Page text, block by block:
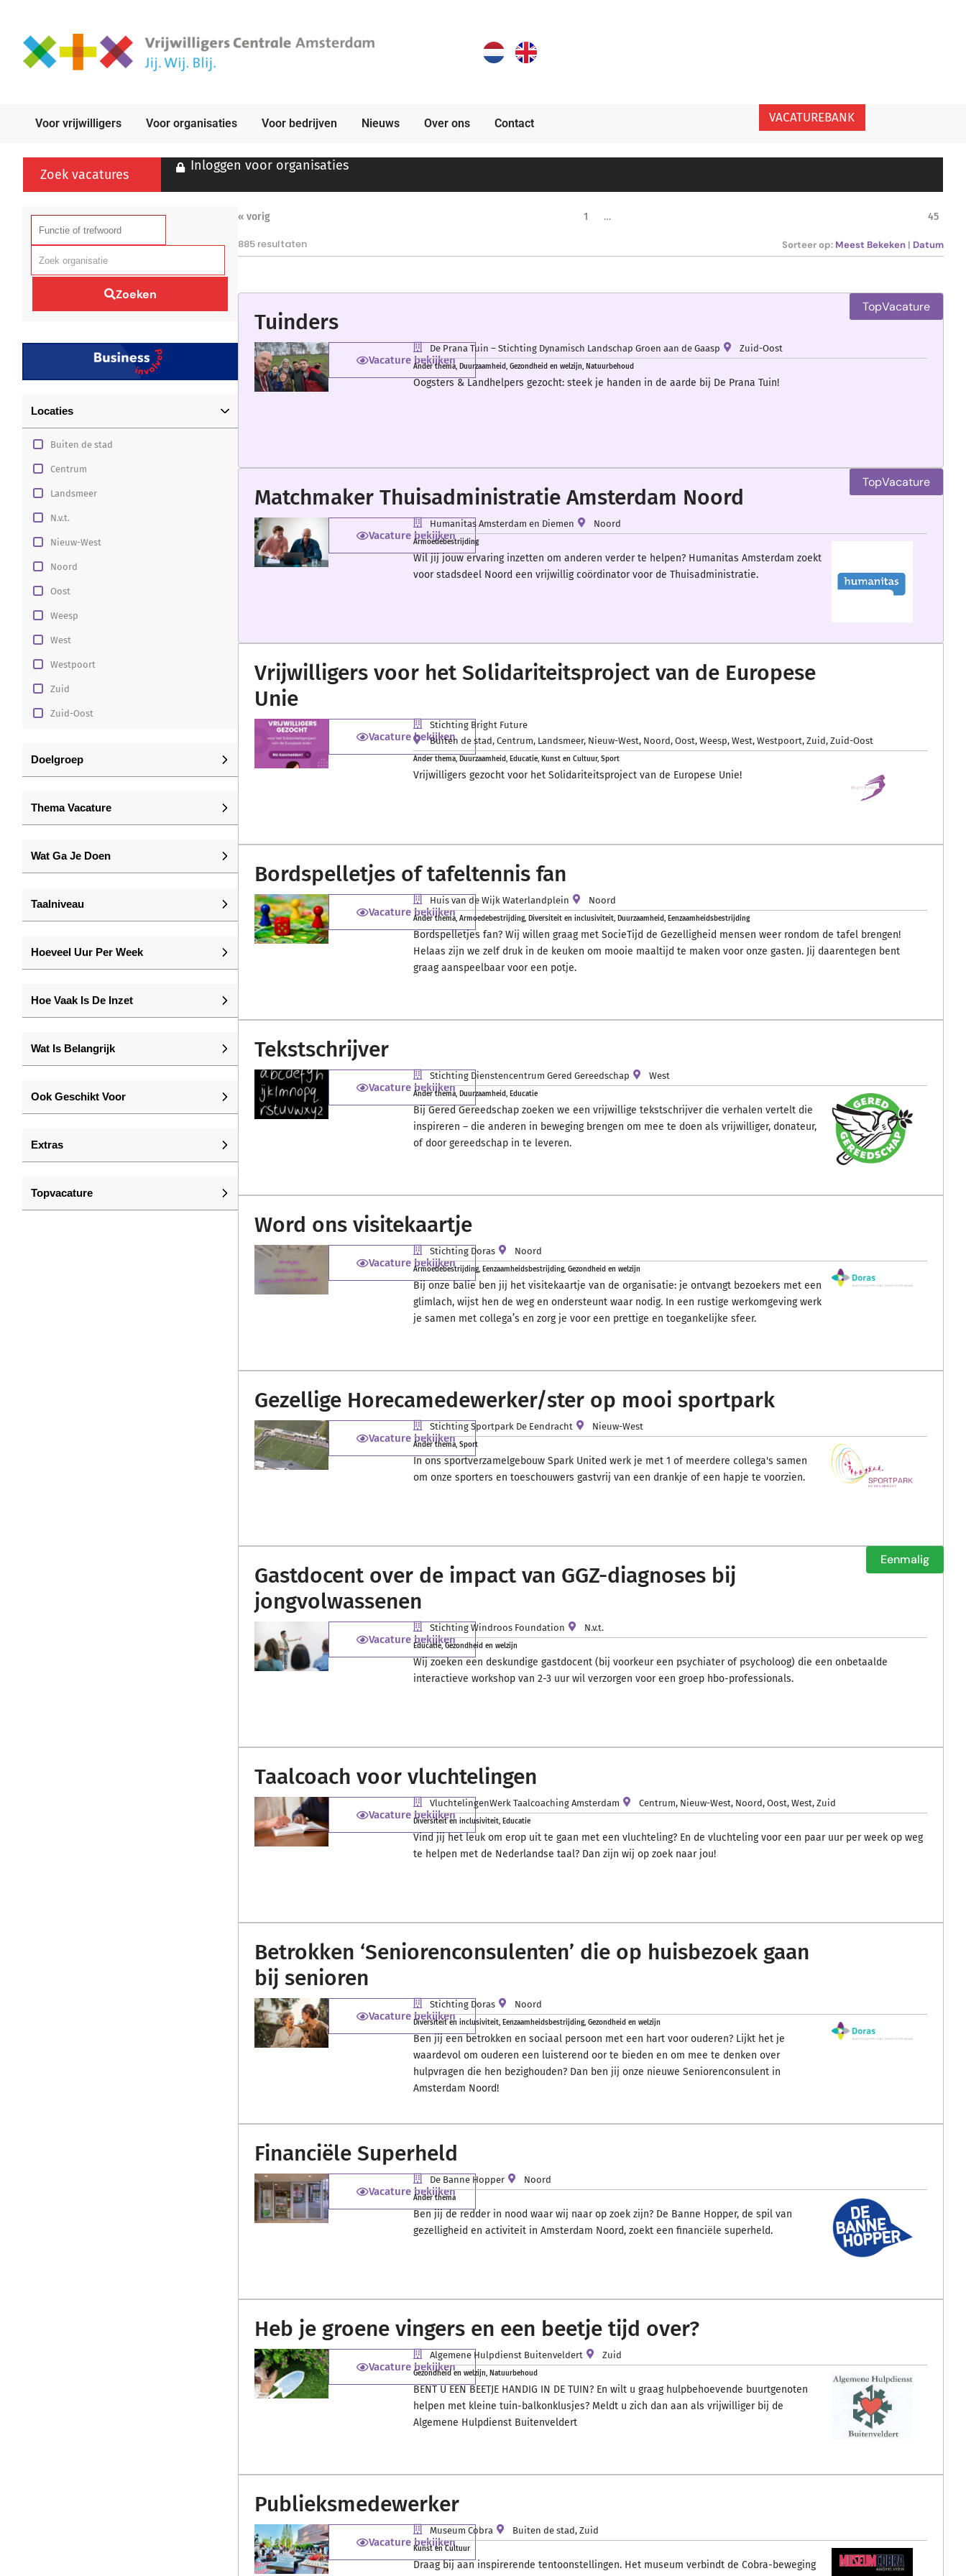
Voor vrijwilligers Voor organisaties Voor bedrijven Nieuws Over ons Contact VACATUREBANK
Zoek vacatures
Inloggen voor organisaties
Zoek organisatie
Zoeken
Locaties
Buiten de stad
Centrum
Landsmeer
N.v.t.
Nieuw-West
Noord
Oost
Weesp
West
Westpoort
Zuid
Zuid-Oost
Doelgroep
Thema Vacature
Wat Ga Je Doen
Taalniveau
Hoeveel Uur Per Week
Hoe Vaak Is De Inzet
Wat Is Belangrijk
Ook Geschikt Voor
Extras
Topvacature
« vorig 1 … 45
885 resultaten Sorteer op: Meest Bekeken | Datum
Tuinders
Vacature bekijken
De Prana Tuin – Stichting Dynamisch Landschap Groen aan de Gaasp Zuid-Oost
Ander thema, Duurzaamheid,Gezondheid en welzijn, Natuurbehoud
Oogsters & Landhelpers gezocht: steek je handen in de aarde bij De Prana Tuin!
Matchmaker Thuisadministratie Amsterdam Noord
Vacature bekijken
Humanitas Amsterdam en Diemen Noord
Armoedebestrijding
Wil jij jouw ervaring inzetten om anderen verder te helpen? Humanitas Amsterdam zoekt
voor stadsdeel Noord een vrijwillig coördinator voor de Thuisadministratie.
Vrijwilligers voor het Solidariteitsproject van de Europese
Unie
Vacature bekijken
Stichting Bright Future
Buiten de stad, Centrum, Landsmeer, Nieuw-West, Noord, Oost, Weesp, West, Westpoort, Zuid, Zuid-Oost
Ander thema, Duurzaamheid, Educatie, Kunst en Cultuur,Sport
Vrijwilligers gezocht voor het Solidariteitsproject van de Europese Unie!
Bordspelletjes of tafeltennis fan
Vacature bekijken
Huis van de Wijk Waterlandplein Noord
Ander thema,Armoedebestrijding, Diversiteit en inclusiviteit, Duurzaamheid, Eenzaamheidsbestrijding
Bordspelletjes fan? Wij willen graag met SocieTijd de Gezelligheid mensen weer rondom de tafel brengen!
Helaas zijn we zelf druk in de keuken om mooie maaltijd te maken voor onze gasten. Jij daarentegen bent
graag aanspeelbaar voor een potje.
Tekstschrijver
Vacature bekijken
Stichting Dienstencentrum Gered Gereedschap West
Ander thema, Duurzaamheid, Educatie
Bij Gered Gereedschap zoeken we een vrijwillige tekstschrijver die verhalen vertelt die
inspireren – die anderen in beweging brengen om mee te doen als vrijwilliger, donateur,
of door gereedschap in te leveren.
Word ons visitekaartje
Vacature bekijken
Stichting Doras Noord
Armoedebestrijding, Eenzaamheidsbestrijding,Gezondheid en welzijn
Bij onze balie ben jij het visitekaartje van de organisatie: je ontvangt bezoekers met een
glimlach, wijst hen de weg en ondersteunt waar nodig. In een rustige werkomgeving werk
je samen met collega’s en zorg je voor een prettige en toegankelijke sfeer.
Gezellige Horecamedewerker/ster op mooi sportpark
Vacature bekijken
Stichting Sportpark De Eendracht Nieuw-West
Ander thema,Sport
In ons sportverzamelgebouw Spark United werk je met 1 of meerdere collega's samen
om onze sporters en toeschouwers gastvrij van een drankje of een hapje te voorzien.
Eenmalig
Gastdocent over de impact van GGZ-diagnoses bij
jongvolwassenen
Vacature bekijken
Stichting Windroos Foundation N.v.t.
Educatie,Gezondheid en welzijn
Wij zoeken een deskundige gastdocent (bij voorkeur een psychiater of psycholoog) die een onbetaalde
interactieve workshop van 2-3 uur wil verzorgen voor een groep hbo-professionals.
Taalcoach voor vluchtelingen
Vacature bekijken
VluchtelingenWerk Taalcoaching Amsterdam Centrum, Nieuw-West, Noord,Oost,West,Zuid
Diversiteit en inclusiviteit, Educatie
Vind jij het leuk om erop uit te gaan met een vluchteling? En de vluchteling voor een paar uur per week op weg
te helpen met de Nederlandse taal? Dan zijn wij op zoek naar jou!
Betrokken ‘Seniorenconsulenten’ die op huisbezoek gaan
bij senioren
Vacature bekijken
Stichting Doras Noord
Diversiteit en inclusiviteit, Eenzaamheidsbestrijding,Gezondheid en welzijn
Ben jij een betrokken en sociaal persoon met een hart voor ouderen? Lijkt het je
waardevol om ouderen een luisterend oor te bieden en om mee te denken over
hulpvragen die hen bezighouden? Dan ben jij onze nieuwe Seniorenconsulent in
Amsterdam Noord!
Financiële Superheld
Vacature bekijken
De Banne Hopper Noord
Ander thema
Ben jij de redder in nood waar wij naar op zoek zijn? De Banne Hopper, de spil van
gezelligheid en activiteit in Amsterdam Noord, zoekt een financiële superheld.
Heb je groene vingers en een beetje tijd over?
Vacature bekijken
Algemene Hulpdienst Buitenveldert Zuid
Gezondheid en welzijn, Natuurbehoud
BENT U EEN BEETJE HANDIG IN DE TUIN? En wilt u graag hulpbehoevende buurtgenoten
helpen met kleine tuin-balkonklusjes? Meldt u zich dan aan als vrijwilliger bij de
Algemene Hulpdienst Buitenveldert
Publieksmedewerker
Vacature bekijken
Museum Cobra Buiten de stad,Zuid
Kunst en Cultuur
Draag bij aan inspirerende tentoonstellingen. Het museum verbindt de Cobra-beweging